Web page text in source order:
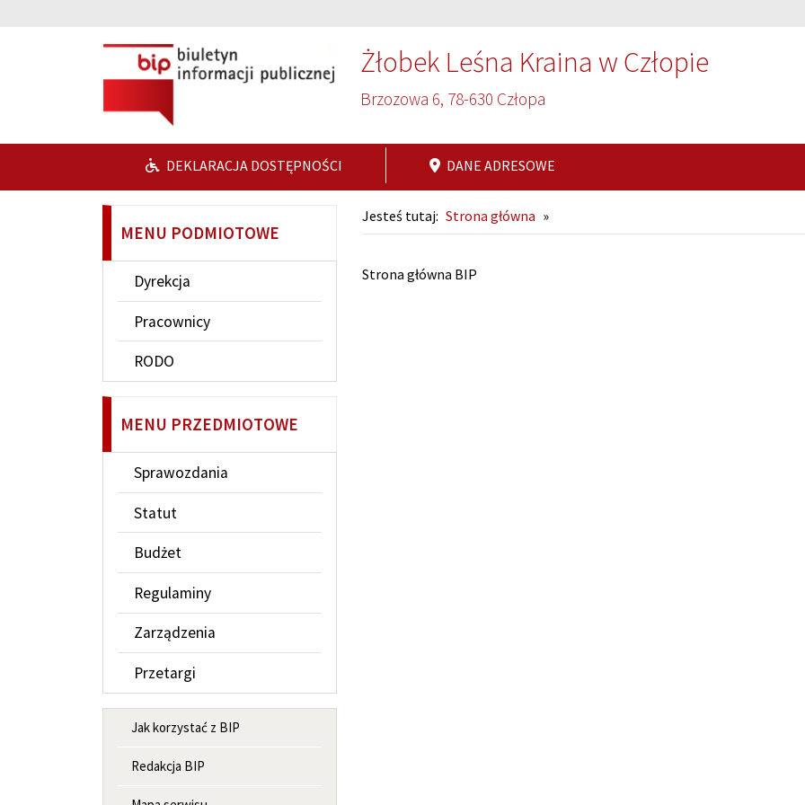
Żłobek Leśna Kraina w Człopie
Brzozowa 6, 78-630 Człopa
DEKLARACJA DOSTĘPNOŚCI DANE ADRESOWE
MENU PODMIOTOWE
Dyrekcja
Pracownicy
RODO
MENU PRZEDMIOTOWE
Sprawozdania
Statut
Budżet
Regulaminy
Zarządzenia
Przetargi
MENU INFORMACYJNE
Jak korzystać z BIP
Redakcja BIP
Jesteś tutaj: Strona główna »
Strona główna
Strona główna BIP